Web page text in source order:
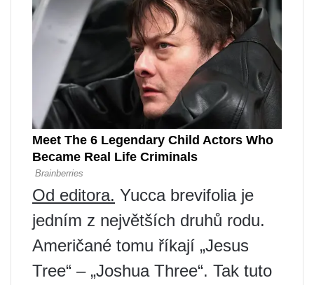
Od editora. Yucca brevifolia je
jedním z největších druhů rodu.
Američané tomu říkají „Jesus
Tree“ – „Joshua Three“. Tak tuto